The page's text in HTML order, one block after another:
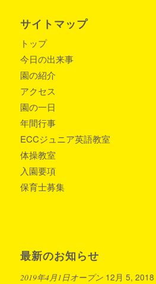
サイトマップ
トップ
今日の出来事
園の紹介
アクセス
園の一日
年間行事
ECCジュニア英語教室
体操教室
入園要項
保育士募集
最新のお知らせ
2019年4月1日オープン 12月 5, 2018